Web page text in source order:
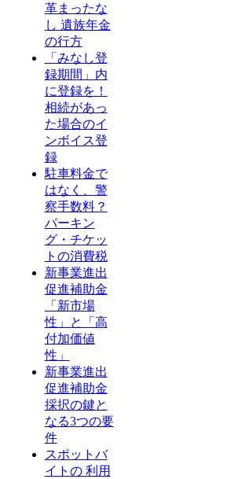
革まったな
し 遺族年金
の行方
「みなし登
録期間」内
に登録を！
相続があっ
た場合のイ
ンボイス登
録
駐車料金で
はなく、警
察手数料？
パーキン
グ・チケッ
トの消費税
新事業進出
促進補助金
「新市場
性」と「高
付加価値
性」
新事業進出
促進補助金
採択の鍵と
なる3つの要
件
スポットバ
イトの 利用